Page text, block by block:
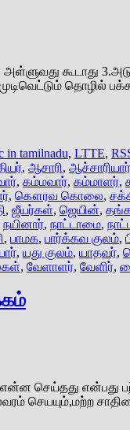
கூடாது
தொழில்
in tamilnadu, LTTE,
, ஆசாரி, ஆச்சாரியார்
, கம்மவார், கம்மாளர்,
, கௌரவ கொலை,
, ஜீயர்கள், ஜெயின்,
நயினார், நாட்டாமை,
, பாமக, பார்க்கவ குலம்,
, யது குலம், யாதவர்,
, வேளாளர், வேளிர்,
செய்தது என்பது
செயயும்,மற்ற